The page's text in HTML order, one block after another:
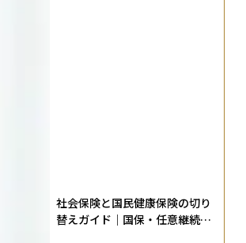
社会保険と国民健康保険の切り
替えガイド｜国保・任意継続・